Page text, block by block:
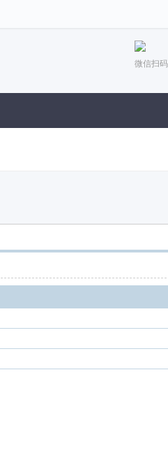
微信扫